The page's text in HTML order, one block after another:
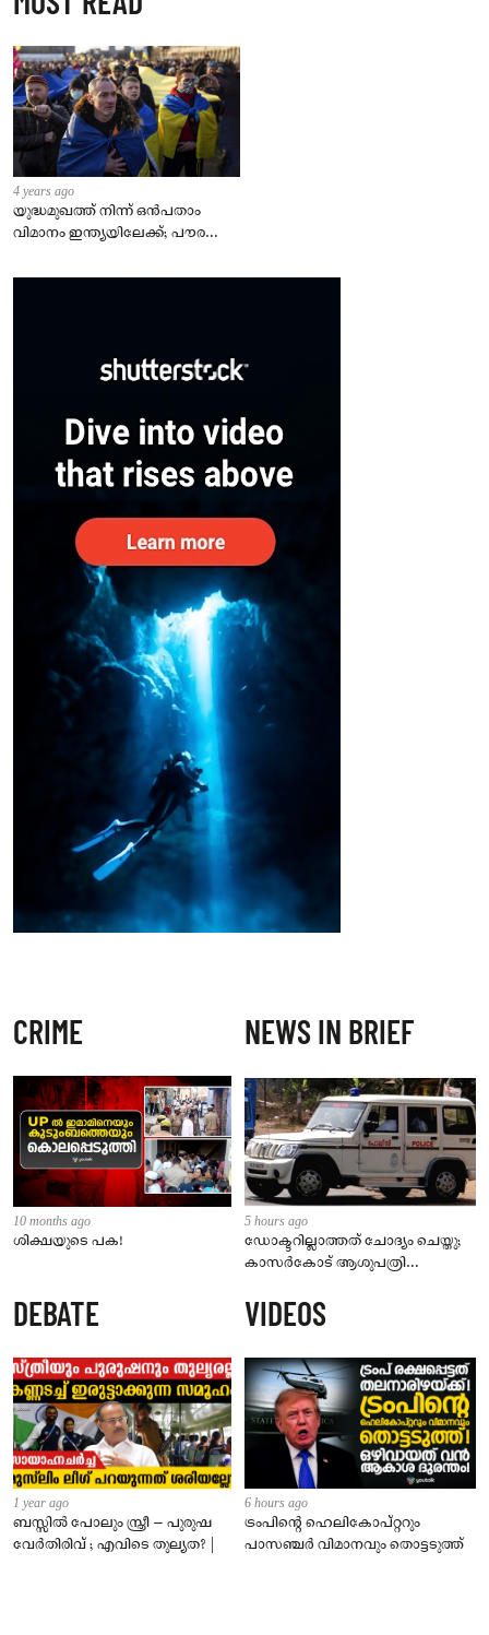
4 years ago
യുദ്ധമുഖത്ത് നിന്ന് ഒൻപതാം
വിമാനം ഇന്ത്യയിലേക്ക്; പൗരന്മാർ
– കേന്ദ്രം
CRIME
10 months ago
ശിക്ഷയുടെ പക!
NEWS IN BRIEF
5 hours ago
ഡോക്ടറില്ലാത്തത് ചോദ്യം ചെയ്തു;
കാസർകോട് ആശുപത്രി
നാട്ടുകാർക്കെതിരെ കേസ്
DEBATE
1 year ago
ബസ്സിൽ പോലും സ്ത്രീ – പുരുഷ
വേർതിരിവ് ; എവിടെ തുല്യത? |
VIDEOS
6 hours ago
ട്രംപിന്റെ ഹെലികോപ്റ്ററും
പാസഞ്ചര്‍ വിമാനവും തൊട്ടടുത്ത്